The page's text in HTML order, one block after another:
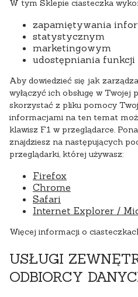
W tym Sklepie ciasteczka
zapamiętywania
statystycznym
marketingowym
udostępniania funkcji
Aby dowiedzieć się jak
wyłączyć ich obsługę w Twojej
skorzystać z pliku pomocy
informacjami na ten temat
klawisz F1 w przeglądarce.
znajdziesz na następujących
przeglądarki, której używasz:
Firefox
Chrome
Safari
Internet Explorer /
Więcej informacji o
USŁUGI
ODBIORCY